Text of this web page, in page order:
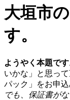
大垣市
す。
ようやく本題です
いかな」と思っ
パック」をお申込
でも、保証書が